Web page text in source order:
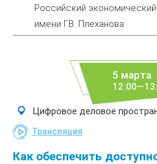
Российский
имени Г.В. Плеханова
5 марта
Цифровое деловое
Трансляция
Как обеспечить